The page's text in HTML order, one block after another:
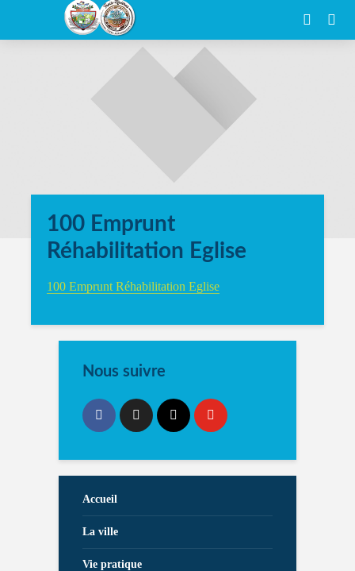
100 Emprunt
Réhabilitation Eglise
100 Emprunt Réhabilitation Eglise
Nous suivre
Accueil
La ville
Vie pratique